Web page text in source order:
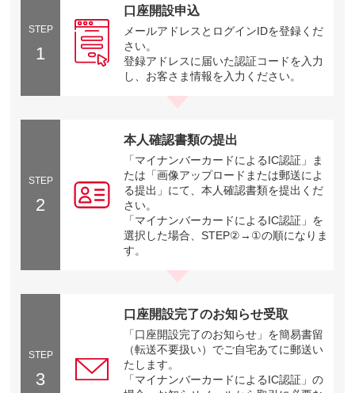
STEP
1
口座開設申込
メールアドレスとログインIDを登録くだ
さい。
登録アドレスに届いた認証コードを入力
し、お客さま情報を入力ください。
STEP
2
本人確認書類の提出
「マイナンバーカードによるIC認証」ま
たは「画像アップロードまたは郵送によ
る提出」にて、本人確認書類を提出くだ
さい。
「マイナンバーカードによるIC認証」を
選択した場合、STEP②→①の順になりま
す。
STEP
3
口座開設完了のお知らせ受取
「口座開設完了のお知らせ」を簡易書留
（転送不要扱い）でご自宅あてに郵送い
たします。
「マイナンバーカードによるIC認証」の